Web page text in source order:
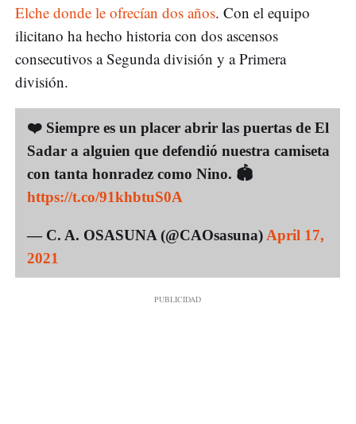
Elche donde le ofrecían dos años. Con el equipo
ilicitano ha hecho historia con dos ascensos
consecutivos a Segunda división y a Primera
división.
❤️ Siempre es un placer abrir las puertas de El
Sadar a alguien que defendió nuestra camiseta
con tanta honradez como Nino. 🏟
https://t.co/91khbtuS0A
— C. A. OSASUNA (@CAOsasuna) April 17,
2021